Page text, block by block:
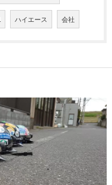
ハイエース 会社